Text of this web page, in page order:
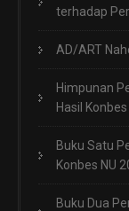
terhadap
AD/ART
Himpunan
Hasil
Buku Satu
Konbes NU
Buku Dua